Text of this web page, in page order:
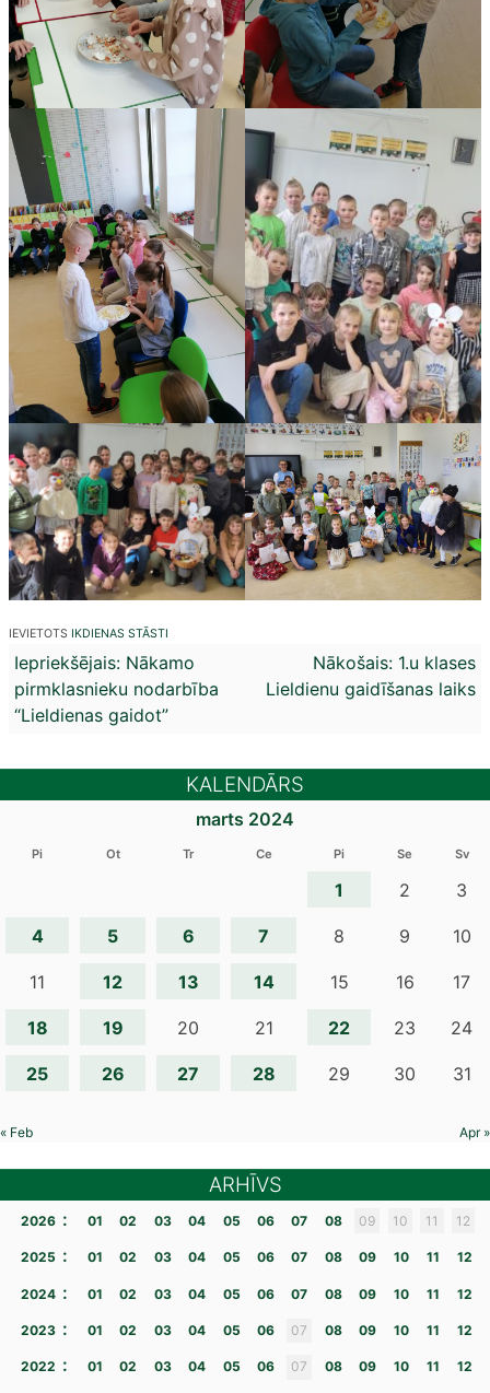
IEVIETOTS IKDIENAS STĀSTI
Ziņu
izvēlne
Iepriekšējais: Nākamo
pirmklasnieku nodarbība
“Lieldienas gaidot”
Nākošais: 1.u klases
Lieldienu gaidīšanas laiks
KALENDĀRS
marts 2024
Pi Ot Tr Ce Pi Se Sv
1 2 3
4 5 6 7 8 9 10
11 12 13 14 15 16 17
18 19 20 21 22 23 24
25 26 27 28 29 30 31
« Feb Apr »
ARHĪVS
2026 : 01 02 03 04 05 06 07 08 09 10 11 12
2025 : 01 02 03 04 05 06 07 08 09 10 11 12
2024 : 01 02 03 04 05 06 07 08 09 10 11 12
2023 : 01 02 03 04 05 06 07 08 09 10 11 12
2022 : 01 02 03 04 05 06 07 08 09 10 11 12